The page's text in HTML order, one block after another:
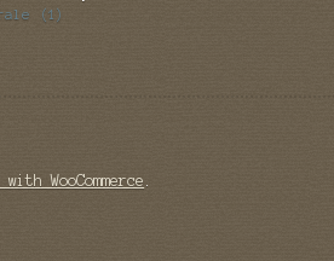
(1)
WooCommerce